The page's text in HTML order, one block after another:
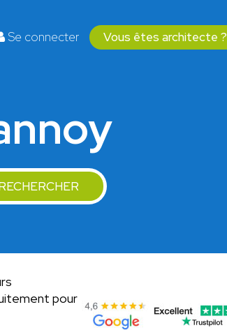
Se connecter Vous êtes architecte ?
pour